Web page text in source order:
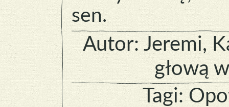
sen.
Autor:Jeremi,
głową
Tagi: